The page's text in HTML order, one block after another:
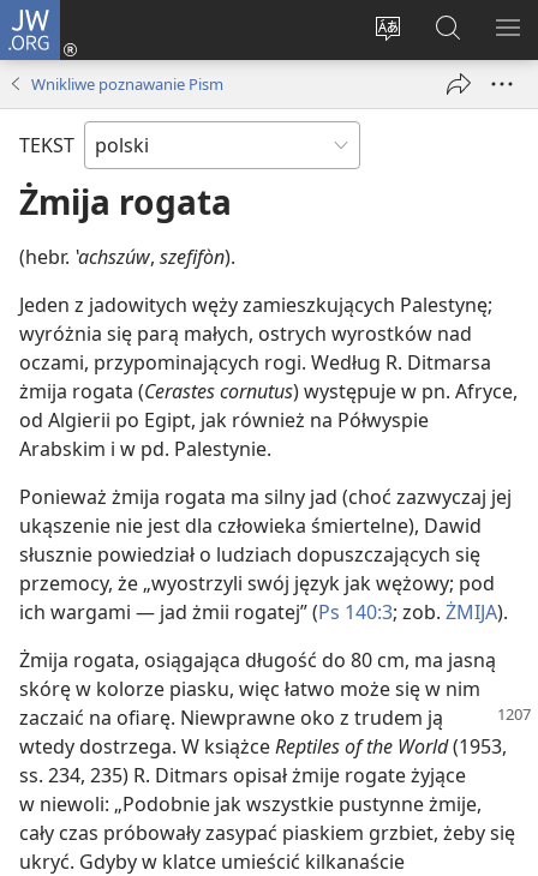
JW.ORG
Wybór
Logowanie
(opens
Szukaj
na
JW.ORG
Wnikliwe poznawanie Pism
TEKST
Żmija rogata
(hebr. ʽachszúw, szefifòn).
Jeden z jadowitych węży zamieszkujących Palestynę;
wyróżnia się parą małych, ostrych wyrostków nad
oczami, przypominających rogi. Według R. Ditmarsa
żmija rogata (Cerastes cornutus) występuje w pn. Afryce,
od Algierii po Egipt, jak również na Półwyspie
Arabskim i w pd. Palestynie.
Ponieważ żmija rogata ma silny jad (choć zazwyczaj jej
ukąszenie nie jest dla człowieka śmiertelne), Dawid
słusznie powiedział o ludziach dopuszczających się
przemocy, że „wyostrzyli swój język jak wężowy; pod
ich wargami — jad żmii rogatej” (Ps 140:3; zob. ŻMIJA).
Żmija rogata, osiągająca długość do 80 cm, ma jasną
skórę w kolorze piasku, więc łatwo może się w nim
zaczaić na ofiarę. Niewprawne oko z trudem ją
wtedy dostrzega. W książceReptiles of the World(1953,
ss. 234, 235) R. Ditmars opisał żmije rogate żyjące
w niewoli: „Podobnie jak wszystkie pustynne żmije,
cały czas próbowały zasypać piaskiem grzbiet, żeby się
ukryć. Gdyby w klatce umieścić kilkanaście